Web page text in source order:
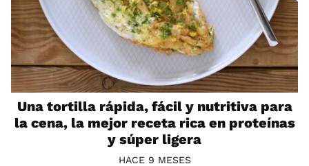
Una tortilla rápida, fácil y nutritiva para
la cena, la mejor receta rica en proteínas
y súper ligera
HACE 9 MESES